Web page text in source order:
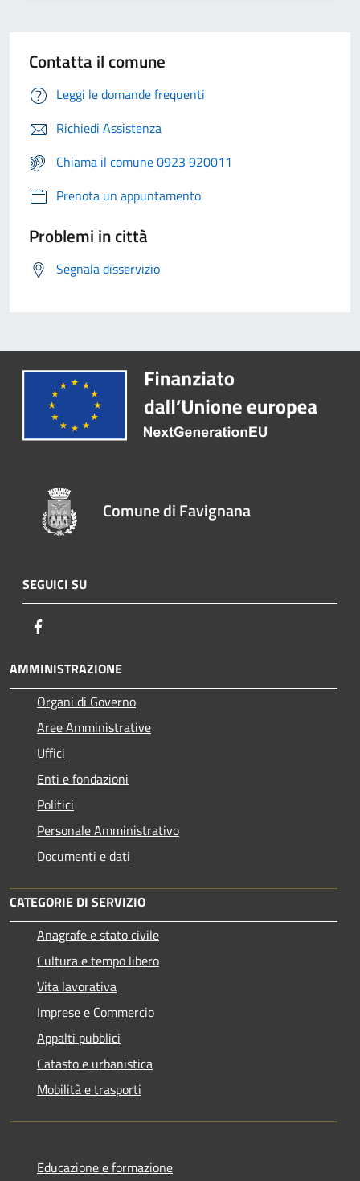
Contatta il comune
Leggi le domande frequenti
Richiedi Assistenza
Chiama il comune 0923 920011
Prenota un appuntamento
Problemi in città
Segnala disservizio
Comune di Favignana
SEGUICI SU
AMMINISTRAZIONE
Organi di Governo
Aree Amministrative
Uffici
Enti e fondazioni
Politici
Personale Amministrativo
Documenti e dati
CATEGORIE DI SERVIZIO
Anagrafe e stato civile
Cultura e tempo libero
Vita lavorativa
Imprese e Commercio
Appalti pubblici
Catasto e urbanistica
Mobilità e trasporti
Educazione e formazione